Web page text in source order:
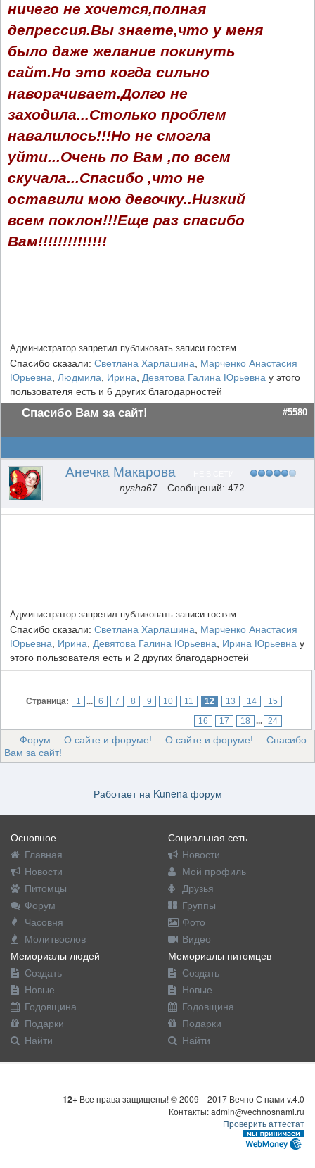
ничего не хочется,полная
депрессия.Вы знаете,что у меня
было даже желание покинуть
сайт.Но это когда сильно
наворачивает.Долго не
заходила...Столько проблем
навалилось!!!Но не смогла
уйти...Очень по Вам ,по всем
скучала...Спасибо ,что не
оставили мою девочку..Низкий
всем поклон!!!Еще раз спасибо
Вам!!!!!!!!!!!!!!
Администратор запретил публиковать записи гостям.
Спасибо сказали: Светлана Харлашина
Марченко Анастасия
Юрьевна
Людмила Ирина Девятова Галина Юрьевна у этого
пользователя есть и 6 других благодарностей
Спасибо Вам за сайт! #5580
Анечка Макарова
nysha67 Сообщений: 472
Администратор запретил публиковать записи гостям.
Спасибо сказали: Светлана Харлашина
Марченко Анастасия
Юрьевна
Ирина Девятова Галина Юрьевна Ирина Юрьевна у
этого пользователя есть и 2 других благодарностей
Страница: 1 ... 6 7 8 9 10 11 12 13 14
15
16
17 18 ... 24
Форум О сайте и форуме! О сайте и форуме!
Спасибо
Вам за сайт!
Работает на Kunena форум
Основное
Главная
Новости
Питомцы
Форум
Часовня
Молитвослов
Социальная сеть
Новости
Мой профиль
Друзья
Группы
Фото
Видео
Мемориалы людей
Создать
Новые
Годовщина
Подарки
Найти
Мемориалы питомцев
Создать
Новые
Годовщина
Подарки
Найти
12+ Все права защищены! © 2009—2017 Вечно С нами v.4.0
Контакты: admin@vechnosnami.ru
Проверить аттестат